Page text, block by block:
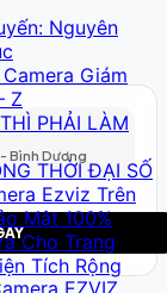
Nguyên
Giám
Z
PHẢI LÀM
THỜI ĐẠI SỐ
Ezviz Trên
Mật 100%
Cho Trang
Tích Rộng
Bình Dương
EZVIZ